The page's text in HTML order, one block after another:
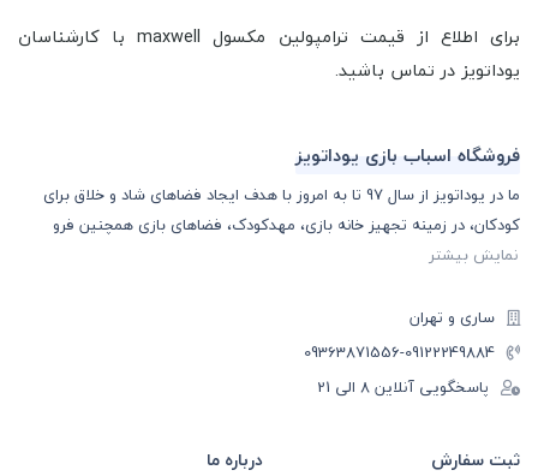
برای اطلاع از قیمت ترامپولین مکسول maxwell با کارشناسان
یوداتویز در تماس باشید.
فروشگاه اسباب بازی یوداتویز
ما در یوداتویز از سال 97 تا به امروز با هدف ایجاد فضاهای شاد و خلاق برای
کودکان، در زمینه تجهیز خانه بازی، مهدکودک، فضاهای بازی همچنین فرو
نمایش بیشتر
ساری و تهران
09122249884
-09363871556
پاسخگویی آنلاین 8 الی 21
ثبت سفارش درباره ما